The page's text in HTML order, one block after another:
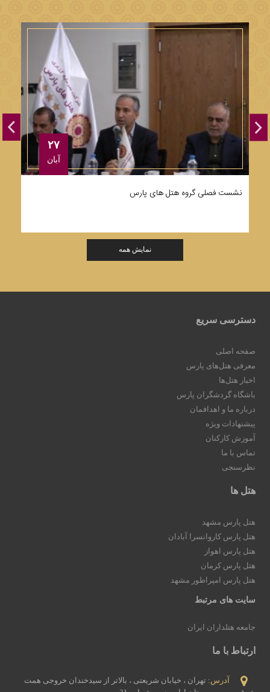
۲۷
آبان
نشست فصلی گروه هتل های پارس
نمایش همه
دسترسی سریع
صفحه اصلی
معرفی هتل‌های پارس
اخبار هتل‌ها
باشگاه گردشگران پارس
درباره ما و اهدافمان
پیشنهادات ویژه
آموزش کارکنان
تماس با ما
نظرسنجی
هتل ها
هتل پارس مشهد
هتل پارس کاروانسرا آبادان
هتل پارس اهواز
هتل پارس کرمان
هتل پارس امپراطور مشهد
سایت های مرتبط
جامعه هتلداران ایران
ارتباط با ما
آدرس: تهران ، خیابان شریعتی ، بالاتر از سیدخندان خروجی همت